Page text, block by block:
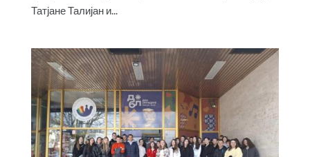
Татјане Талијан и...